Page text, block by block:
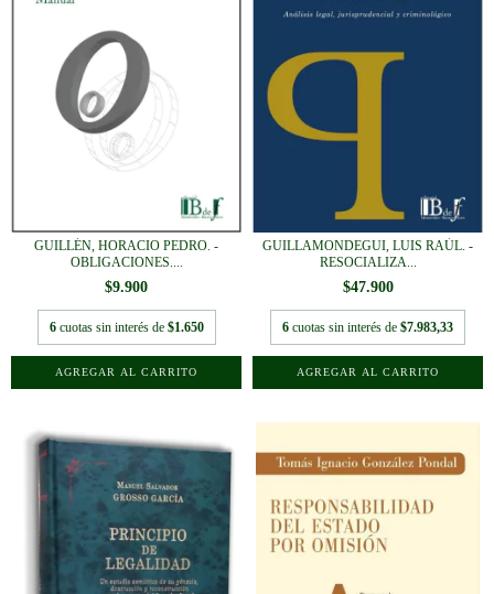
GUILLÉN, HORACIO PEDRO. -
OBLIGACIONES....
$9.900
6 cuotas sin interés de $1.650
GUILLAMONDEGUI, LUIS RAÚL. -
RESOCIALIZA...
$47.900
6 cuotas sin interés de $7.983,33